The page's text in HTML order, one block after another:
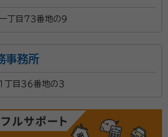
してくださいました。費用も納得いくものでし
非常に早いレスポンスで対応していただきま
ンプルな事案に潜むリスクを見逃
算が合わない複雑・特殊な事例も
丁目７３番地の９
事務所
目３６番地の３